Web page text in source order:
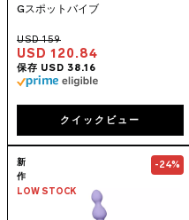
Gスポットバイブ
USD 120.84
クイックビュー
Go to the
新
作
LOW STOCK
-24%